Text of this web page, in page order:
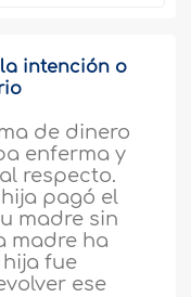
intención o
de dinero
enferma y
respecto.
pagó el
madre sin
madre ha
fue
ese